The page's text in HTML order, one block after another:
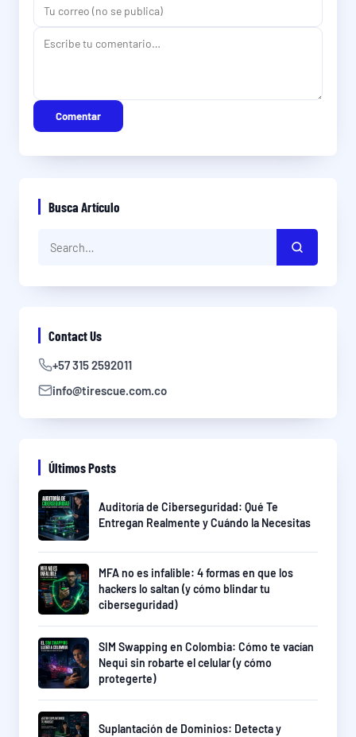
Comentar
Busca Artículo
Contact Us
+57 315 2592011
info@tirescue.com.co
Últimos Posts
Auditoría de Ciberseguridad: Qué Te
Entregan Realmente y Cuándo la Necesitas
MFA no es infalible: 4 formas en que los
hackers lo saltan (y cómo blindar tu
ciberseguridad)
SIM Swapping en Colombia: Cómo te vacían
Nequi sin robarte el celular (y cómo
protegerte)
Suplantación de Dominios: Detecta y